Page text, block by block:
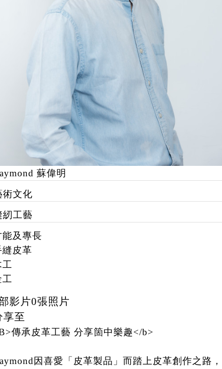
蘇偉明
術文化
紉工藝
能及專長
縫皮革
影片0張照片
享至
傳承皮革工藝 分享箇中樂趣</b>
因喜愛「皮革製品」而踏上皮革創作之路，